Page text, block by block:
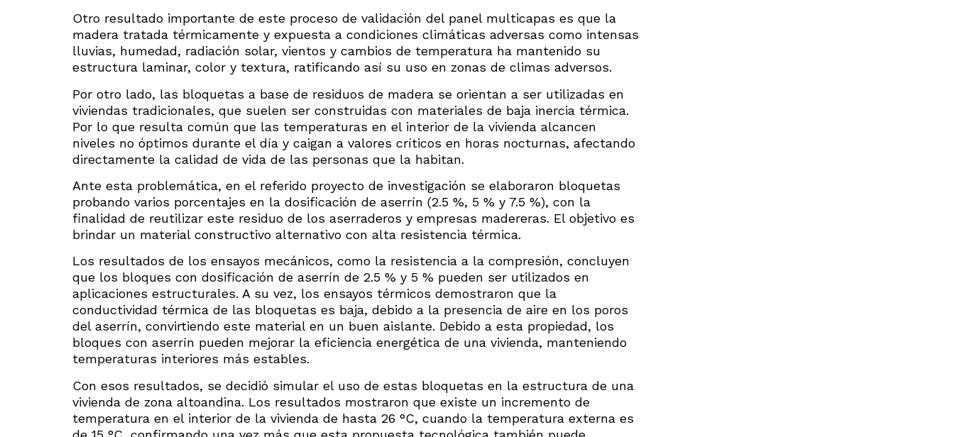
Otro resultado importante de este proceso de validación del panel multicapas es que la
madera tratada térmicamente y expuesta a condiciones climáticas adversas como intensas
lluvias, humedad, radiación solar, vientos y cambios de temperatura ha mantenido su
estructura laminar, color y textura, ratificando así su uso en zonas de climas adversos.
Por otro lado, las bloquetas a base de residuos de madera se orientan a ser utilizadas en
viviendas tradicionales, que suelen ser construidas con materiales de baja inercia térmica.
Por lo que resulta común que las temperaturas en el interior de la vivienda alcancen
niveles no óptimos durante el día y caigan a valores críticos en horas nocturnas, afectando
directamente la calidad de vida de las personas que la habitan.
Ante esta problemática, en el referido proyecto de investigación se elaboraron bloquetas
probando varios porcentajes en la dosificación de aserrín (2.5 %, 5 % y 7.5 %), con la
finalidad de reutilizar este residuo de los aserraderos y empresas madereras. El objetivo es
brindar un material constructivo alternativo con alta resistencia térmica.
Los resultados de los ensayos mecánicos, como la resistencia a la compresión, concluyen
que los bloques con dosificación de aserrín de 2.5 % y 5 % pueden ser utilizados en
aplicaciones estructurales. A su vez, los ensayos térmicos demostraron que la
conductividad térmica de las bloquetas es baja, debido a la presencia de aire en los poros
del aserrín, convirtiendo este material en un buen aislante. Debido a esta propiedad, los
bloques con aserrín pueden mejorar la eficiencia energética de una vivienda, manteniendo
temperaturas interiores más estables.
Con esos resultados, se decidió simular el uso de estas bloquetas en la estructura de una
vivienda de zona altoandina. Los resultados mostraron que existe un incremento de
temperatura en el interior de la vivienda de hasta 26 °C, cuando la temperatura externa es